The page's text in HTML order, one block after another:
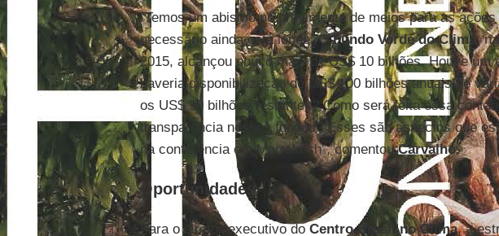
“Temos um abismo no provimento de meios para as
necessário ainda está longe. OFundo Verde do Clima,
2015, alcançou pouco mais de US$ 10 bilhões. Houve um
haveria disponibilização de US$ 100 bilhões anuais de
os US$ 90 bilhões restantes? Como será feita essa
transparência nesses fundos? Esses são aspectos que
na conferência em Marrakesh”, comentouCarvalho.
Oportunidades
Para o diretor-executivo do Centro Brasil no Clima, a